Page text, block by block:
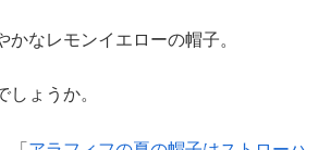
かなレモンイエローの帽子。
しょうか。